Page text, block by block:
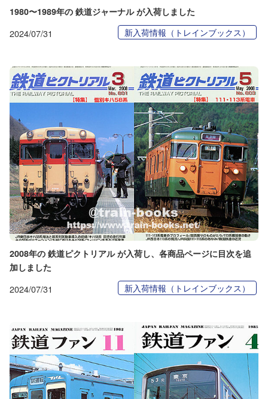
1980〜1989年の 鉄道ジャーナル が入荷しました
2024/07/31 新入荷情報（トレインブックス）
2008年の 鉄道ピクトリアル が入荷し、各商品ページに目次を追
加しました
2024/07/31 新入荷情報（トレインブックス）